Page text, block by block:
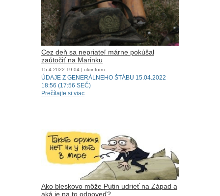
Cez deň sa nepriateľ márne pokúšal
zaútočiť na Marinku
15.4.2022 19:04 | ukrinform
ÚDAJE Z GENERÁLNEHO ŠTÁBU 15.04.2022
18:56 (17:56 SEČ)
Prečítajte si viac
Ako bleskovo môže Putin udrieť na Západ a
aká je na to odpoveď?